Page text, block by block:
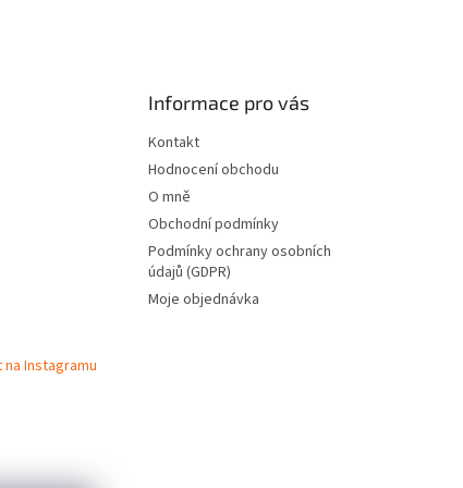
Instagramu
Informace pro vás
Kontakt
Hodnocení obchodu
O mně
Obchodní podmínky
Podmínky ochrany osobních
údajů (GDPR)
Moje objednávka